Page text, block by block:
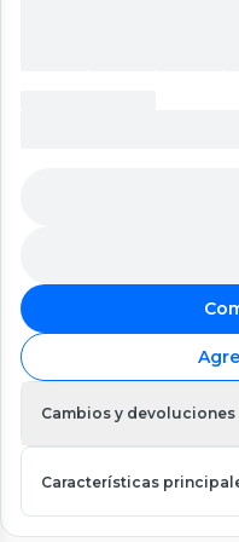
Cambios y devoluciones
Características